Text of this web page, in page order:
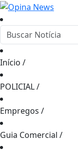
Início /
POLICIAL/
Empregos /
Guia Comercial /